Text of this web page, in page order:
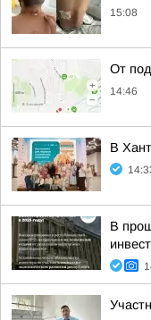
15:08
От
14:46
В
В